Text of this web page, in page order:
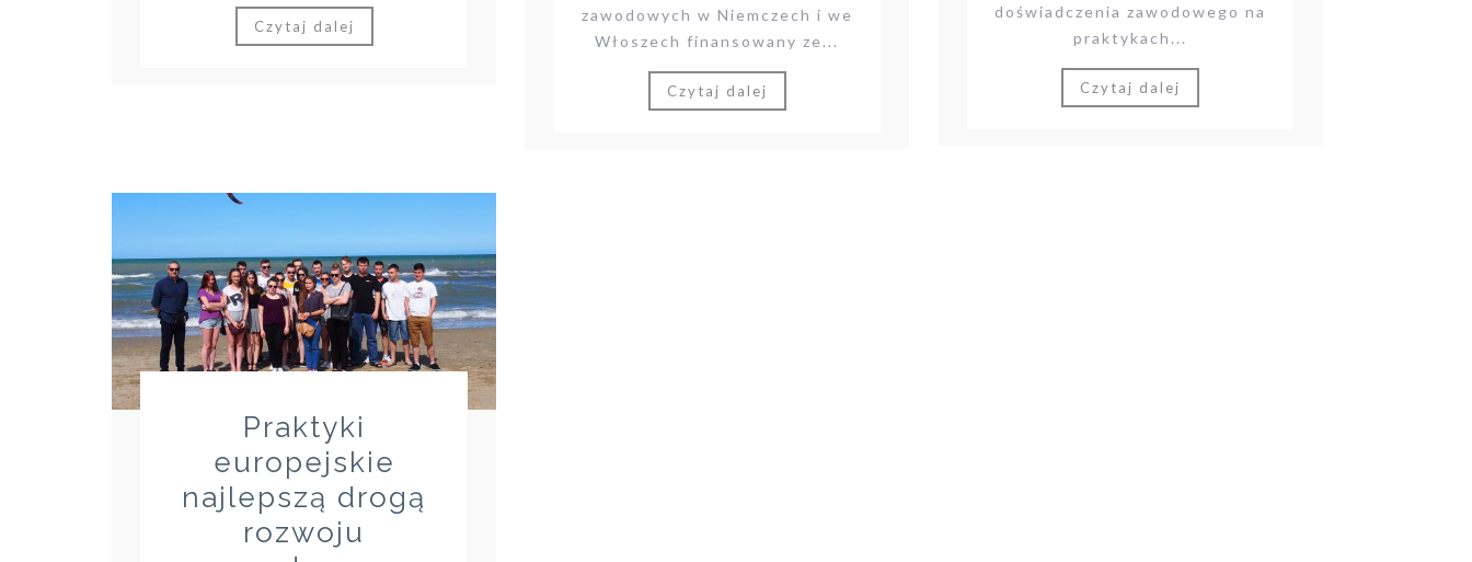
Czytaj dalej
zawodowych w Niemczech i we
Włoszech finansowany ze...
Czytaj dalej
doświadczenia zawodowego na
praktykach...
Czytaj dalej
Praktyki
europejskie
najlepszą drogą
rozwoju